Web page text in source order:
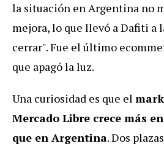
la situación en Argentina no
mejora, lo que llevó a Dafiti
cerrar". Fue el último
que apagó la luz.
Una curiosidad es que el
Mercado Libre crece más
que en Argentina. Dos